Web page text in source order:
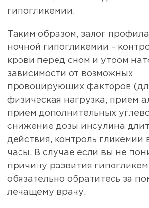
гипогликемии.
Таким образом, залог
ночной гипогликемии –
крови перед сном и утром
зависимости от возможных
провоцирующих факторов
физическая нагрузка, прием
прием дополнительных
снижение дозы инсулина
действия, контроль гликемии
часы. В случае если вы не
причину развития
обязательно обратитесь за
лечащему врачу.